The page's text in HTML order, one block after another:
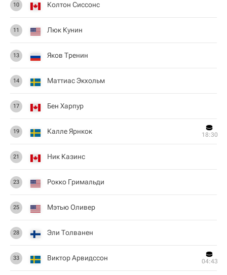
10 Колтон Сиссонс
11 Люк Кунин
13 Яков Тренин
14 Маттиас Экхольм
17 Бен Харпур
19 Калле Ярнкок 18:30
21 Ник Казинс
23 Рокко Гримальди
25 Мэтью Оливер
28 Эли Толванен
33 Виктор Арвидссон 04:43